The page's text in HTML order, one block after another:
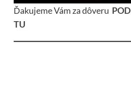
Ďakujeme Vám za dôveru
TU